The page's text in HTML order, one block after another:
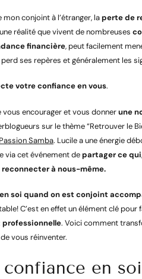
conjoint à l’étranger, laperte de
réalité que vivent de nombreuses
financière, peut facilement
perd ses repères et généralement les
votre confiance en vous.
vous encourager et vous donnerune
sur le thème “Retrouver le
Passion Samba. Lucile a une énergie
via cet événement departager ce
à nous-même.
soi quand on est conjoint
C’est en effet un élément clé
. Voici comment
vous réinventer.
en